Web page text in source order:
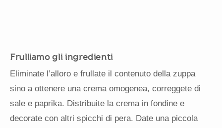
Frulliamo gli ingredienti
Eliminate l’alloro e frullate il contenuto della zuppa
sino a ottenere una crema omogenea, correggete di
sale e paprika. Distribuite la crema in fondine e
decorate con altri spicchi di pera. Date una piccola